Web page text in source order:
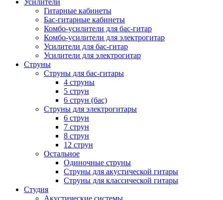
Гитарные кабинеты
Бас-гитарные кабинеты
Комбо-усилители для бас-гитар
Комбо-усилители для электрогитар
Усилители для бас-гитар
Усилители для электрогитар
Струны
Струны для бас-гитары
4 струны
5 струн
6 струн (бас)
Струны для электрогитары
6 струн
7 струн
8 струн
12 струн
Остальное
Одиночные струны
Струны для акустической гитары
Струны для классической гитары
Студия
Акустические системы